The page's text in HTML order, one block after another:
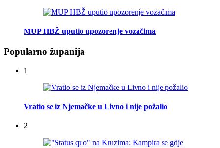
MUP HBŽ uputio upozorenje vozačima
Popularno županija
1
Vratio se iz Njemačke u Livno i nije požalio
2